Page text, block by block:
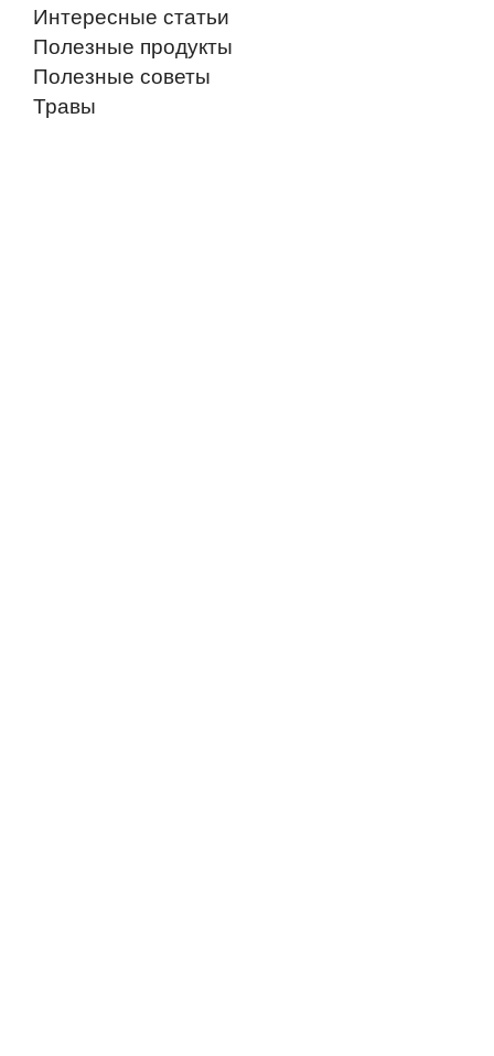
Интересные статьи
Полезные продукты
Полезные советы
Травы